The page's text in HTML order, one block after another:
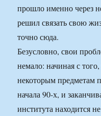
прошло именно через
решил связать свою
точно сюда.
Безусловно, свои
немало: начиная с
некоторым предметам
начала 90-х, и
института находится